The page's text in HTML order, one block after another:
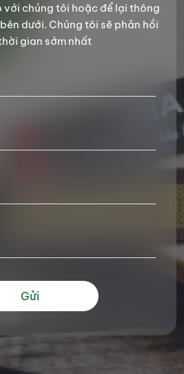
với chúng tôi hoặc để lại thông
dưới. Chúng tôi sẽ phản hồi
gian sớm nhất
Gửi